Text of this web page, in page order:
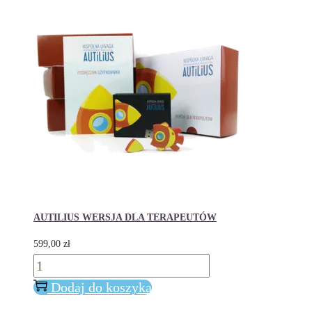
AUTILIUS WERSJA DLA TERAPEUTÓW
599,00 zł
ilość
AUTILIUS
Dodaj do koszyka